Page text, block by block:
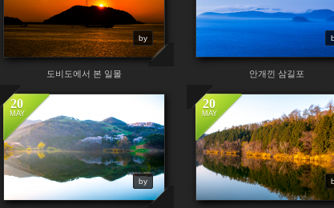
by
도비도에서 본 일몰 안개낀 삼길포
20
MAY
by
20
MAY